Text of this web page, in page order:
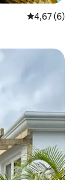
Note
4,67 (6)